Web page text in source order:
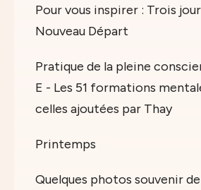
Pour vous inspirer : Trois
Nouveau Départ
Pratique de la pleine
E - Les 51 formations
celles ajoutées par Thay
Printemps
Quelques photos souvenir